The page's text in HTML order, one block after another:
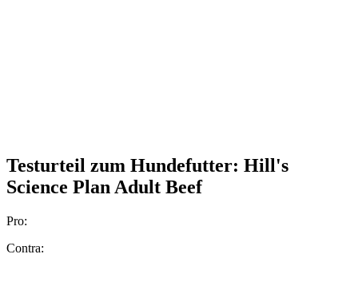
Testurteil zum Hundefutter: Hill's
Science Plan Adult Beef
Pro:
Contra: